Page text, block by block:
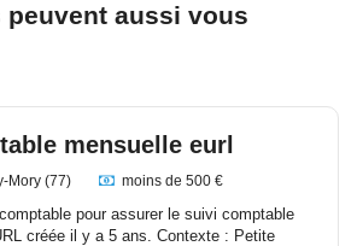
aussi vous
mensuelle eurl
Mory (77) moins de 500 €
pour assurer le suivi comptable
créée il y a 5 ans. Contexte : Petite